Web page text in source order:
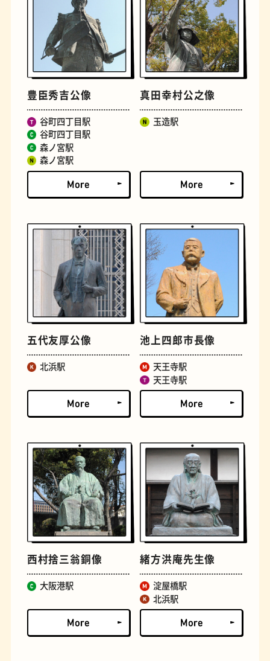
遊具
お好み焼き
握り寿司 花屋
豊臣秀吉公像
谷町四丁目駅
谷町四丁目駅
森ノ宮駅
森ノ宮駅
真田幸村公之像
玉造駅
五代友厚公像
北浜駅
池上四郎市長像
天王寺駅
天王寺駅
西村捨三翁銅像
大阪港駅
緒方洪庵先生像
淀屋橋駅
北浜駅